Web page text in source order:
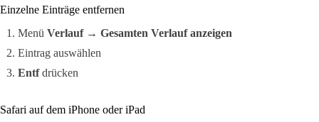
Einzelne Einträge entfernen
Menü Verlauf→ Gesamten Verlauf anzeigen
Eintrag auswählen
Entfdrücken
Safari auf dem iPhone oder iPad